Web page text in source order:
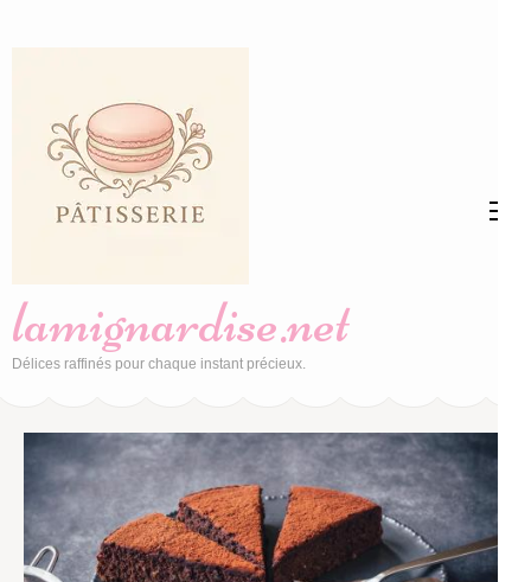
(Pressez
Entrée)
lamignardise.net
Délices raffinés pour chaque instant précieux.